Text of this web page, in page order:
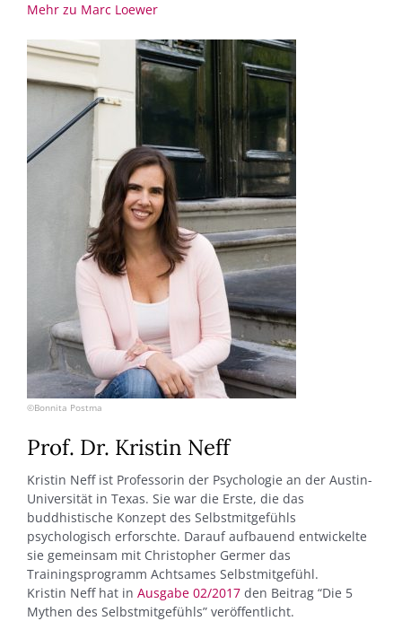
Mehr zu Marc Loewer
©Bonnita Postma
Prof. Dr. Kristin Neff
Kristin Neff ist Professorin der Psychologie an der Austin-
Universität in Texas. Sie war die Erste, die das
buddhistische Konzept des Selbstmitgefühls
psychologisch erforschte. Darauf aufbauend entwickelte
sie gemeinsam mit Christopher Germer das
Trainingsprogramm Achtsames Selbstmitgefühl.
Kristin Neff hat in Ausgabe 02/2017 den Beitrag “Die 5
Mythen des Selbstmitgefühls” veröffentlicht.